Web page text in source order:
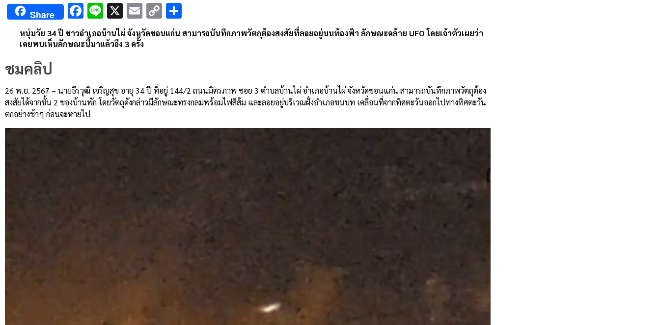
Share Facebook
Line
X Email
Copy
Link
หนุ่มวัย 34 ปี ชาวอำเภอบ้านไผ่ จังหวัดขอนแก่น สามารถบันทึกภาพวัตถุต้องสงสัยที่ลอยอยู่บนท้องฟ้า ลักษณะคล้าย UFO โดยเจ้าตัวเผยว่า
เคยพบเห็นลักษณะนี้มาแล้วถึง 3 ครั้ง
ชมคลิป
26 พ.ย. 2567 – นายธีรวุฒิ เจริญสุข อายุ 34 ปี ที่อยู่ 144/2 ถนนมิตรภาพ ซอย 3 ตำบลบ้านไผ่ อำเภอบ้านไผ่ จังหวัดขอนแก่น สามารถบันทึกภาพวัตถุต้อง
สงสัยได้จากชั้น 2 ของบ้านพัก โดยวัตถุดังกล่าวมีลักษณะทรงกลมพร้อมไฟสีส้ม และลอยอยู่บริเวณฝั่งอำเภอชนบท เคลื่อนที่จากทิศตะวันออกไปทางทิศตะวัน
ตกอย่างช้าๆ ก่อนจะหายไป